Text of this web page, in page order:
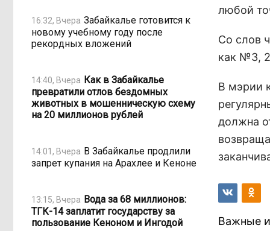
16:32, Вчера Забайкалье готовится к
новому учебному году после
рекордных вложений
14:40, Вчера Как в Забайкалье
превратили отлов бездомных
животных в мошенническую схему
на 20 миллионов рублей
14:01, Вчера В Забайкалье продлили
запрет купания на Арахлее и Кеноне
13:15, Вчера Вода за 68 миллионов:
ТГК-14 заплатит государству за
пользование Кеноном и Ингодой
любой
Со слов
как №3,
В мэрии
должна
Важные